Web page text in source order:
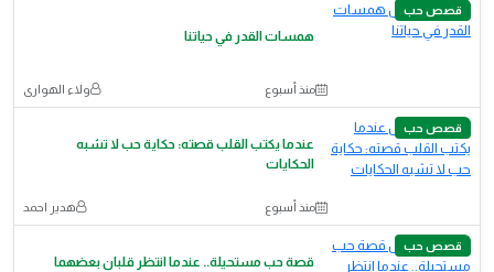
قصص حب
همسات القدر في حياتنا
منذ أسبوع ولاء الهوارى
قصص حب
عندما يكتب القلب قصته: حكاية حب لا تشبه
الحكايات
منذ أسبوع هدير احمد
قصص حب
قصة حب مستحيلة.. عندما انتظر قلبان بعضهما